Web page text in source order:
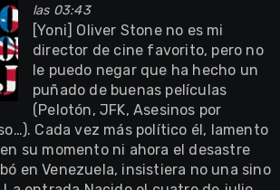
las 03:43
[Yoni] Oliver Stone no es mi
director de cine favorito, pero no
le puedo negar que ha hecho un
puñado de buenas películas
(Pelotón, JFK, Asesinos por
Cada vez más político él, lamento
su momento ni ahora el desastre
en Venezuela, insistiera no una sino